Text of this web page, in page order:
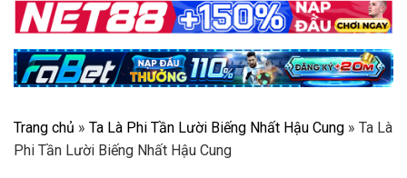
Trang chủ » Ta Là Phi Tần Lười Biếng Nhất Hậu Cung » Ta Là
Phi Tần Lười Biếng Nhất Hậu Cung